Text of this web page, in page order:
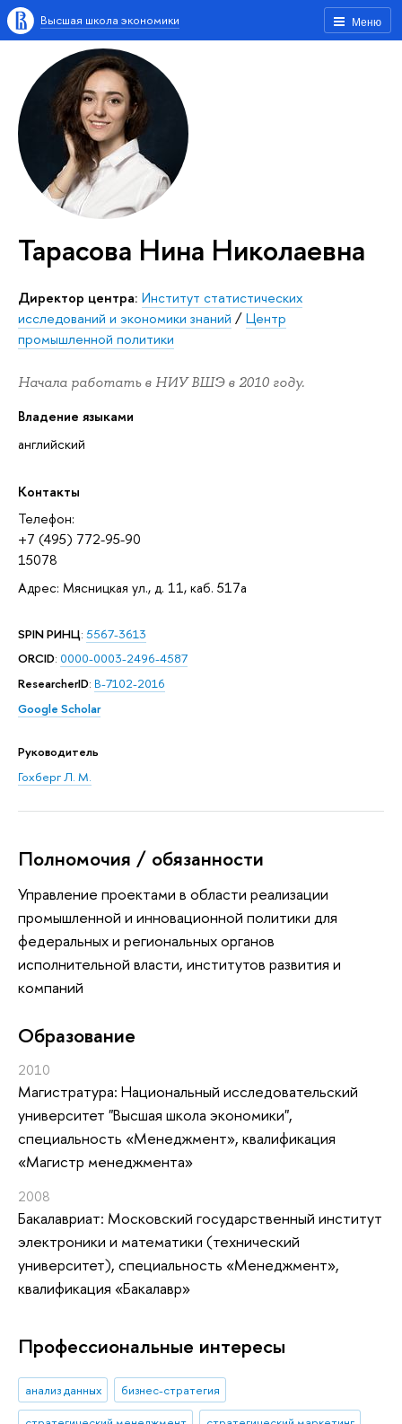
Меню
Высшая школа экономики
Тарасова Нина Николаевна
Директор центра: Институт статистических
исследований и экономики знаний /Центр
промышленной политики
Начала работать в НИУ ВШЭ в 2010 году.
Владение языками
английский
Контакты
Телефон:
+7 (495) 772-95-90
15078
Адрес: Мясницкая ул., д. 11, каб. 517а
SPIN РИНЦ: 5567-3613
ORCID: 0000-0003-2496-4587
ResearcherID: B-7102-2016
Google Scholar
Руководитель
Гохберг Л. М.
Полномочия / обязанности
Управление проектами в области реализации
промышленной и инновационной политики для
федеральных и региональных органов
исполнительной власти, институтов развития и
компаний
Oбразование
2010
Магистратура: Национальный исследовательский
университет "Высшая школа экономики",
специальность «Менеджмент», квалификация
«Магистр менеджмента»
2008
Бакалавриат: Московский государственный институт
электроники и математики (технический
университет), специальность «Менеджмент»,
квалификация «Бакалавр»
Профессиональные интересы
анализ данных
бизнес-стратегия